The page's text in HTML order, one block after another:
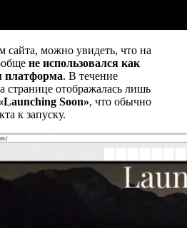
сайта, можно увидеть, что на
не использовался как
платформа. В течение
странице отображалась лишь
Soon», что обычно
к запуску.